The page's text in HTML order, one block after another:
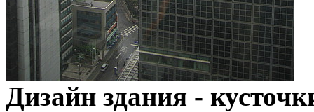
Дизайн здания -